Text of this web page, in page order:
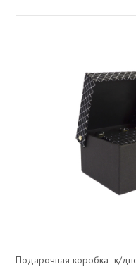
Подарочная коробка к/